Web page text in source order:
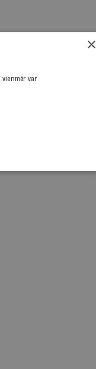
×
var